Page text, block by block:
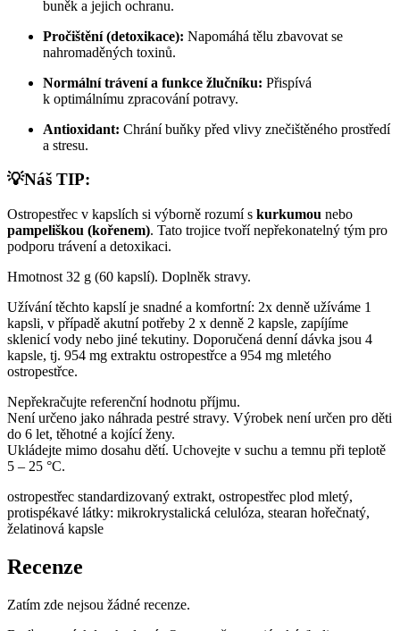
buněk a jejich ochranu.
Pročištění (detoxikace): Napomáhá tělu zbavovat se
nahromaděných toxinů.
Normální trávení a funkce žlučníku: Přispívá
k optimálnímu zpracování potravy.
Antioxidant: Chrání buňky před vlivy znečištěného prostředí
a stresu.
💡Náš TIP:
Ostropestřec v kapslích si výborně rozumí s kurkumou nebo
pampeliškou (kořenem). Tato trojice tvoří nepřekonatelný tým pro
podporu trávení a detoxikaci.
Hmotnost 32 g (60 kapslí). Doplněk stravy.
Užívání těchto kapslí je snadné a komfortní: 2x denně užíváme 1
kapsli, v případě akutní potřeby 2 x denně 2 kapsle, zapíjíme
sklenicí vody nebo jiné tekutiny. Doporučená denní dávka jsou 4
kapsle, tj. 954 mg extraktu ostropestřce a 954 mg mletého
ostropestřce.
Nepřekračujte referenční hodnotu příjmu.
Není určeno jako náhrada pestré stravy. Výrobek není určen pro děti
do 6 let, těhotné a kojící ženy.
Ukládejte mimo dosahu dětí. Uchovejte v suchu a temnu při teplotě
5 – 25 °C.
ostropestřec standardizovaný extrakt, ostropestřec plod mletý,
protispékavé látky: mikrokrystalická celulóza, stearan hořečnatý,
želatinová kapsle
Recenze
Zatím zde nejsou žádné recenze.